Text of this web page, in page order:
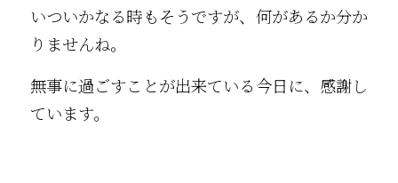
いついかなる時もそうですが、何があるか分か
りませんね。
無事に過ごすことが出来ている今日に、感謝し
ています。